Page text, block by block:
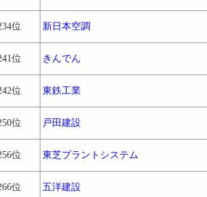
位 新日本空調
位 きんでん
位 東鉄工業
位 戸田建設
位 東芝プラントシステム
位 五洋建設